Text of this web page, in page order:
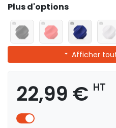
Plus d'options
Afficher
22,99 € HT